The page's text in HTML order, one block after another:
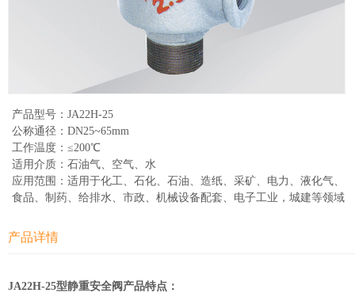
产品型号：JA22H-25
公称通径：DN25~65mm
工作温度：≤200℃
适用介质：石油气、空气、水
应用范围：适用于化工、石化、石油、造纸、采矿、电力、液化气、
食品、制药、给排水、市政、机械设备配套、电子工业，城建等领域
产品详情
JA22H-25型静重安全阀产品特点：